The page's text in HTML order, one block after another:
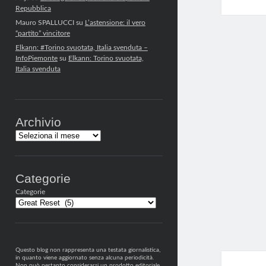
Repubblica
Mauro SPALLUCCI su L’astensione: il vero
“partito” vincitore
Elkann: #Torino svuotata, Italia svenduta –
InfoPiemontesu Elkann: Torino svuotata,
Italia svenduta
Archivio
Archivi
Categorie
Categorie
Questo blog non rappresenta una testata giornalistica,
in quanto viene aggiornato senza alcuna periodicità.